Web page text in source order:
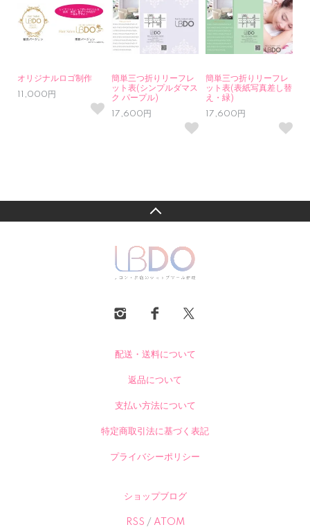
オリジナルロゴ制作
11,000円
簡単三つ折りリーフレ
ット表(シンプルダマス
ク パープル)
17,600円
簡単三つ折りリーフレ
ット表(表紙写真差し替
え・緑)
17,600円
配送・送料について
返品について
支払い方法について
特定商取引法に基づく表記
プライバシーポリシー
ショップブログ
RSS / ATOM